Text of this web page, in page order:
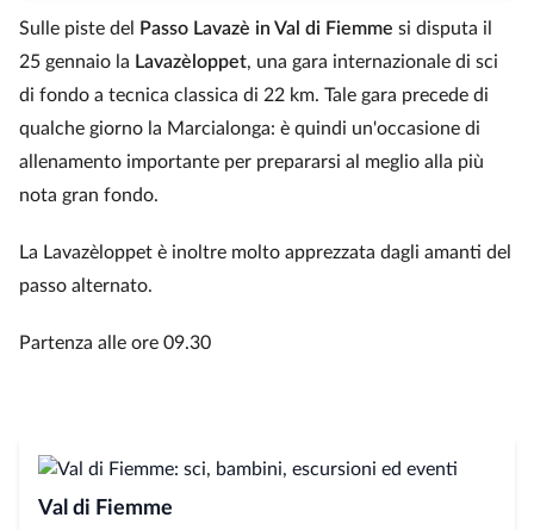
Sulle piste del Passo Lavazè in Val di Fiemme si disputa il
25 gennaio la Lavazèloppet, una gara internazionale di sci
di fondo a tecnica classica di 22 km. Tale gara precede di
qualche giorno la Marcialonga: è quindi un'occasione di
allenamento importante per prepararsi al meglio alla più
nota gran fondo.
La Lavazèloppet è inoltre molto apprezzata dagli amanti del
passo alternato.
Partenza alle ore 09.30
Val di Fiemme